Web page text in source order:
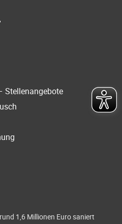
Stellenangebote
1,6 Millionen Euro saniert